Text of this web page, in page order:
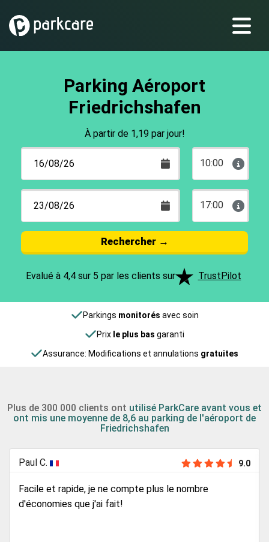
Parking Aéroport
Friedrichshafen
À partir de 1,19 par jour!
10:00
17:00
Rechercher→
Evalué à 4,4 sur 5 par les clients sur TrustPilot
Parkings monitorés avec soin
Prix le plus bas garanti
Assurance: Modifications et annulations gratuites
Plus de 300 000 clients ont utilisé ParkCare avant vous et
ont mis une moyenne de 8,6 au parking de l'aéroport de
Friedrichshafen
Paul C. 9.0
Facile et rapide, je ne compte plus le nombre
d'économies que j'ai fait!